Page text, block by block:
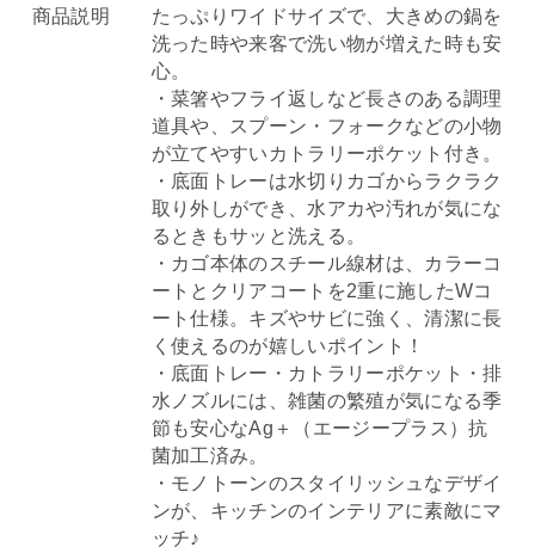
商品説明
たっぷりワイドサイズで、大きめの鍋を
洗った時や来客で洗い物が増えた時も安
心。
・菜箸やフライ返しなど長さのある調理
道具や、スプーン・フォークなどの小物
が立てやすいカトラリーポケット付き。
・底面トレーは水切りカゴからラクラク
取り外しができ、水アカや汚れが気にな
るときもサッと洗える。
・カゴ本体のスチール線材は、カラーコ
ートとクリアコートを2重に施したWコ
ート仕様。キズやサビに強く、清潔に長
く使えるのが嬉しいポイント！
・底面トレー・カトラリーポケット・排
水ノズルには、雑菌の繁殖が気になる季
節も安心なAg＋（エージープラス）抗
菌加工済み。
・モノトーンのスタイリッシュなデザイ
ンが、キッチンのインテリアに素敵にマ
ッチ♪